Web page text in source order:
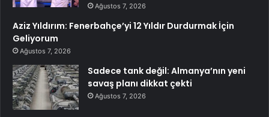
Ağustos 7, 2026
Aziz Yıldırım: Fenerbahçe’yi 12 Yıldır Durdurmak İçin
Geliyorum
Ağustos 7, 2026
Sadece tank değil: Almanya’nın yeni
savaş planı dikkat çekti
Ağustos 7, 2026